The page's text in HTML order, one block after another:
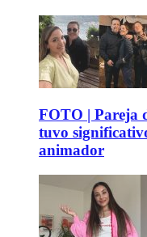
FOTO | Pareja
tuvo
animador